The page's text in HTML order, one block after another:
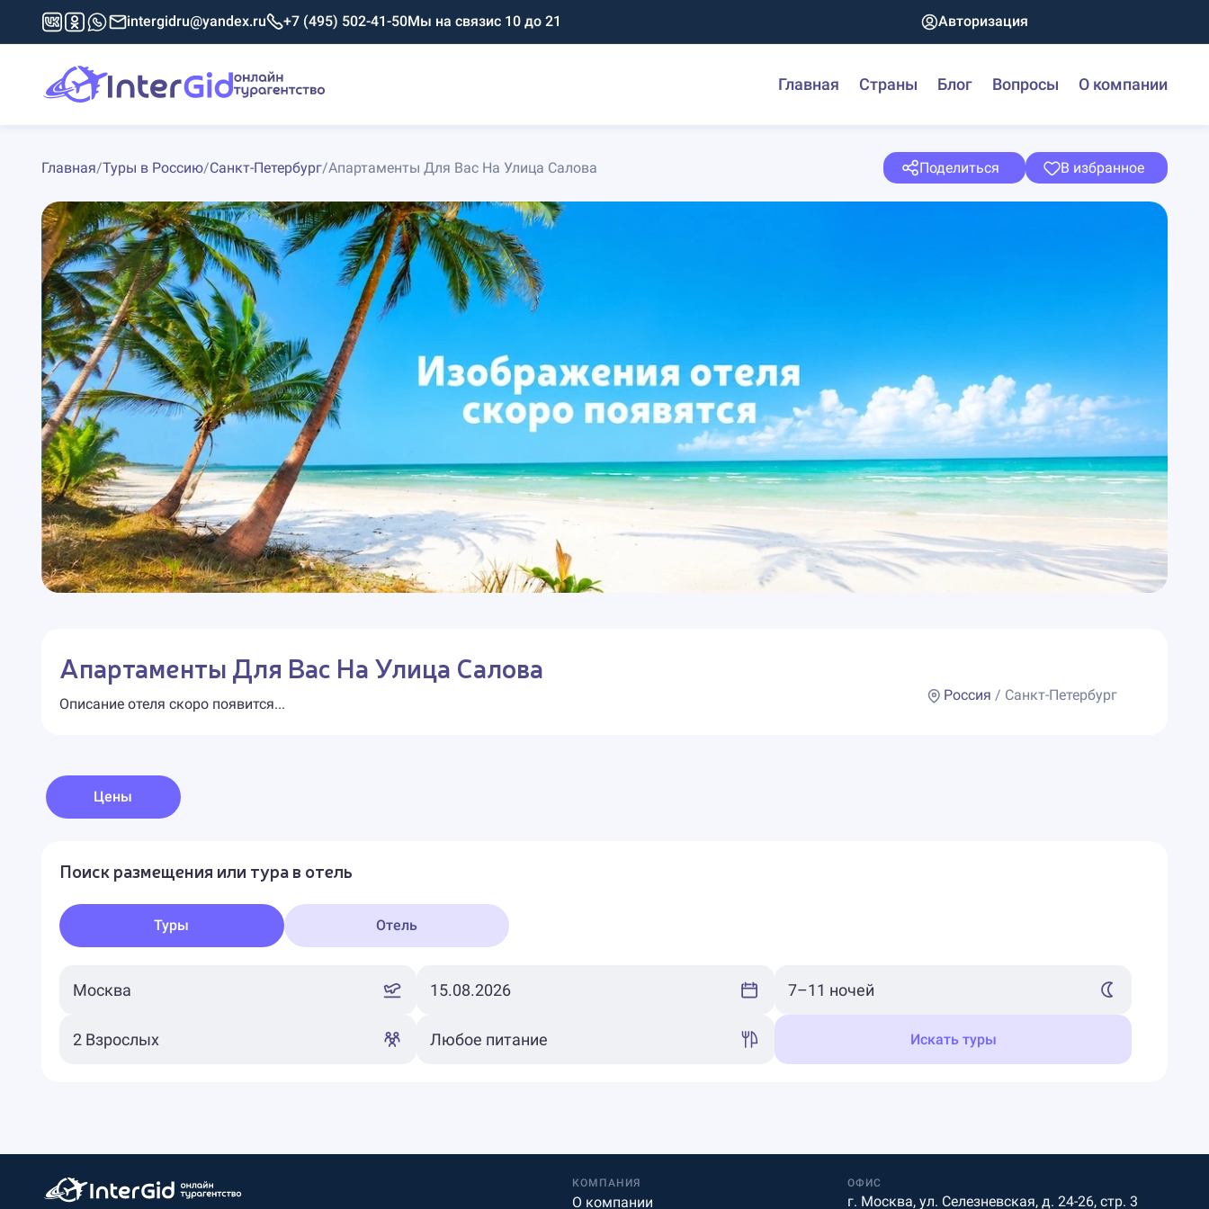
intergidru@yandex.ru +7 (495) 502-41-50Мы на связис 10 до 21 Авторизация
Главная Страны Блог Вопросы О компании
Главная/Туры в Россию/Санкт-Петербург/Апартаменты Для Вас На Улица Салова Поделиться В избранное
Апартаменты Для Вас На Улица Салова
Описание отеля скоро появится...
Россия / Санкт-Петербург
Цены
Поиск размещения или тура в отель
Туры Отель
Искать туры
КОМПАНИЯ
О компании
ОФИС
г. Москва, ул. Селезневская, д. 24-26, стр. 3